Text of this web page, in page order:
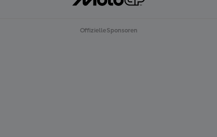
Offizielle Sponsoren